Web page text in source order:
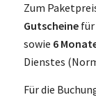
Zum
Gutscheinefür
sowie 6
Dienstes
Für die